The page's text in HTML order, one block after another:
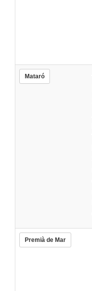
Mataró
Premià de Mar